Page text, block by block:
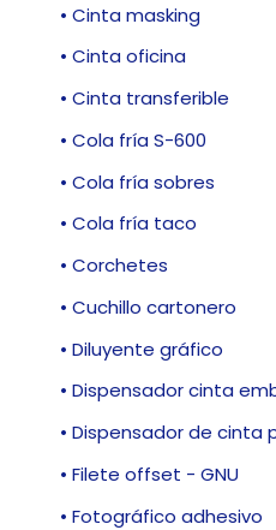
• Cinta masking
• Cinta oficina
• Cinta transferible
• Cola fría S-600
• Cola fría sobres
• Cola fría taco
• Corchetes
• Cuchillo cartonero
• Diluyente gráfico
• Dispensador cinta
• Dispensador de cinta
• Filete offset - GNU
• Fotográfico adhesivo